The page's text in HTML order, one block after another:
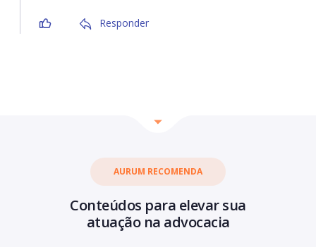
Responder
AURUM RECOMENDA
Conteúdos para elevar sua
atuação na advocacia